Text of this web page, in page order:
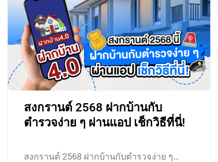
สงกรานต์ 2568 ฝากบ้านกับ
ตำรวจง่าย ๆ ผ่านแอป เช็กวิธีที่นี่!
สงกรานต์ 2568 ฝากบ้านกับตำรวจง่าย ๆ…